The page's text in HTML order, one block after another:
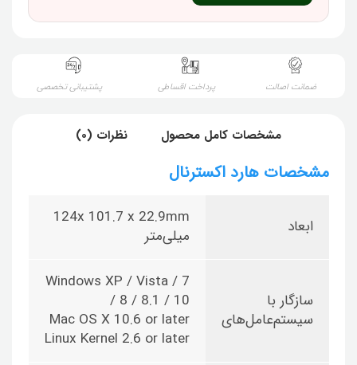
ضمانت اصالت پرداخت اقساطی پشتیبانی تخصصی
مشخصات کامل محصول نظرات (0)
مشخصات هارد اکسترنال
ابعاد
124x 101.7 x 22.9mm
میلی‌متر
سازگار با
سیستم‌عامل‌های
Windows XP / Vista / 7
/ 8 / 8.1 / 10
Mac OS X 10.6 or later
Linux Kernel 2.6 or later